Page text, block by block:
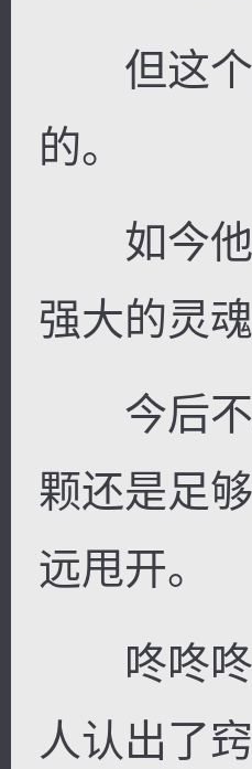
但这个
的。
如今他
强大的灵
今后不
颗还是足
远甩开。
咚咚咚
人认出了